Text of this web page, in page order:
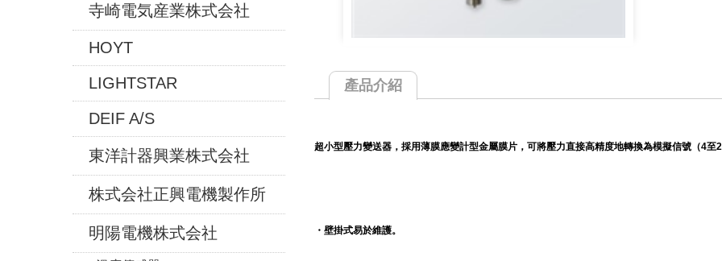
寺崎電気産業株式会社
HOYT
LIGHTSTAR
DEIF A/S
東洋計器興業株式会社
株式会社正興電機製作所
明陽電機株式会社
產品介紹
超小型壓力變送器，採用薄膜應變計型金屬膜片，可將壓力直接高精度地轉換為模擬信號（4至
・壁掛式易於維護。